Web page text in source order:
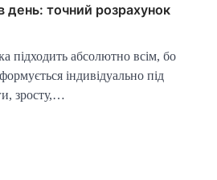
день: точний розрахунок
підходить абсолютно всім, бо
індивідуально під
зросту,…